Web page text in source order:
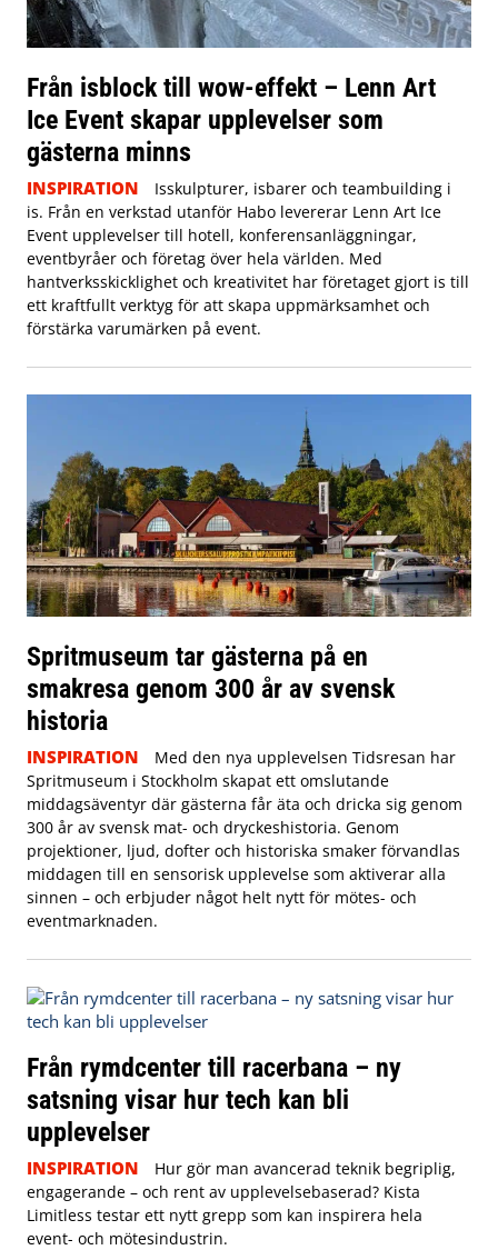
Från isblock till wow-effekt – Lenn Art
Ice Event skapar upplevelser som
gästerna minns
INSPIRATION
Isskulpturer, isbarer och teambuilding i
is. Från en verkstad utanför Habo levererar Lenn Art Ice
Event upplevelser till hotell, konferensanläggningar,
eventbyråer och företag över hela världen. Med
hantverksskicklighet och kreativitet har företaget gjort is till
ett kraftfullt verktyg för att skapa uppmärksamhet och
förstärka varumärken på event.
Spritmuseum tar gästerna på en
smakresa genom 300 år av svensk
historia
INSPIRATION
Med den nya upplevelsen Tidsresan har
Spritmuseum i Stockholm skapat ett omslutande
middagsäventyr där gästerna får äta och dricka sig genom
300 år av svensk mat- och dryckeshistoria. Genom
projektioner, ljud, dofter och historiska smaker förvandlas
middagen till en sensorisk upplevelse som aktiverar alla
sinnen – och erbjuder något helt nytt för mötes- och
eventmarknaden.
Från rymdcenter till racerbana – ny
satsning visar hur tech kan bli
upplevelser
INSPIRATION
Hur gör man avancerad teknik begriplig,
engagerande – och rent av upplevelsebaserad? Kista
Limitless testar ett nytt grepp som kan inspirera hela
event- och mötesindustrin.